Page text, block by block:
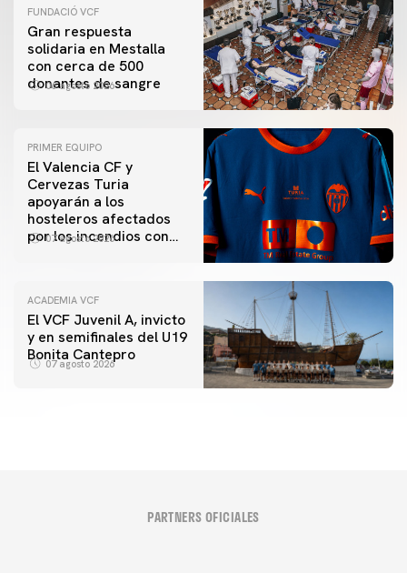
FUNDACIÓ VCF
Gran respuesta
solidaria en Mestalla
con cerca de 500
donantes de sangre
06 agosto 2026
PRIMER EQUIPO
El Valencia CF y
Cervezas Turia
apoyarán a los
hosteleros afectados
por los incendios con
07 agosto 2026
ACADEMIA VCF
El VCF Juvenil A, invicto
y en semifinales del U19
Bonita Cantepro
07 agosto 2026
PARTNERS OFICIALES